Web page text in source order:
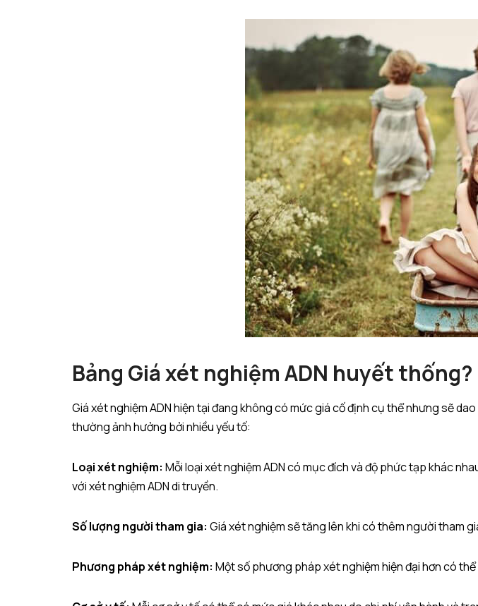
Bảng Giá xét nghiệm ADN huyết thống?
Giá xét nghiệm ADN hiện tại đang không có mức giá cố định cụ thể nhưng sẽ
thường ảnh hưởng bởi nhiều yếu tố:
Loại xét nghiệm: Mỗi loại xét nghiệm ADN có mục đích và độ phức tạp khác
với xét nghiệm ADN di truyền.
Số lượng người tham gia: Giá xét nghiệm sẽ tăng lên khi có thêm người tham
Phương pháp xét nghiệm: Một số phương pháp xét nghiệm hiện đại hơn có